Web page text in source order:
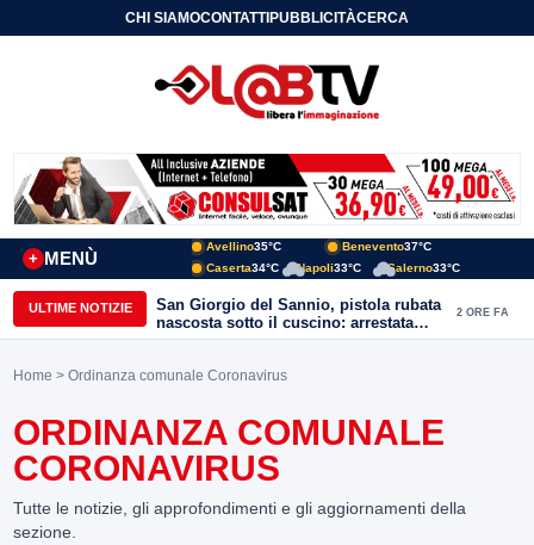
CHI SIAMOCONTATTIPUBBLICITÀCERCA
MENÙ
+
Avellino35°C Benevento37°C
Caserta34°C Napoli33°C Salerno33°C
ULTIME NOTIZIE
San Giorgio del Sannio, pistola rubata
nascosta sotto il cuscino: arrestata
51enne
2 ORE FA
Home > Ordinanza comunale Coronavirus
ORDINANZA COMUNALE
CORONAVIRUS
Tutte le notizie, gli approfondimenti e gli aggiornamenti della
sezione.